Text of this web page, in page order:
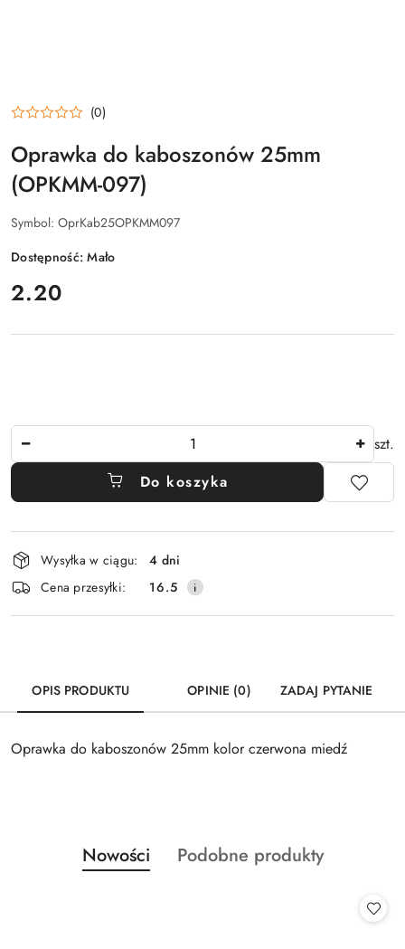
(0)
Oprawka do kaboszonów 25mm
(OPKMM-097)
Symbol: OprKab25OPKMM097
Dostępność:Mało
cena:
2.20
szt.
Do koszyka
Dostępność
i
dostawa
Wysyłka w ciągu:
4 dni
Cena przesyłki:
16.5
OPIS PRODUKTU OPINIE (0) ZADAJ PYTANIE
Oprawka do kaboszonów 25mm kolor czerwona miedź
Pomiń karuzelę produktów
Produkty
o
Nowości
Produkty
Podobne produkty